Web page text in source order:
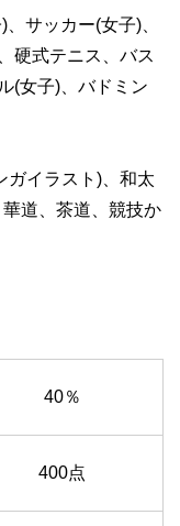
サッカー(女子)、
硬式テニス、バス
(女子)、バドミン
イラスト)、和太
道、茶道、競技か
40％
400点